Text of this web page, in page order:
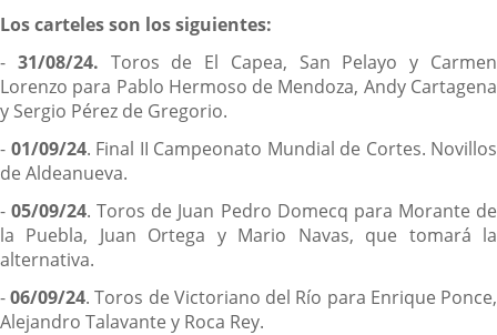
Los carteles son los siguientes:
- 31/08/24. Toros de El Capea, San Pelayo y Carmen
Lorenzo para Pablo Hermoso de Mendoza, Andy Cartagena
y Sergio Pérez de Gregorio.
- 01/09/24. Final II Campeonato Mundial de Cortes. Novillos
de Aldeanueva.
-05/09/24. Toros de Juan Pedro Domecq para Morante de
la Puebla, Juan Ortega y Mario Navas, que tomará la
alternativa.
-06/09/24. Toros de Victoriano del Río para Enrique Ponce,
Alejandro Talavante y Roca Rey.